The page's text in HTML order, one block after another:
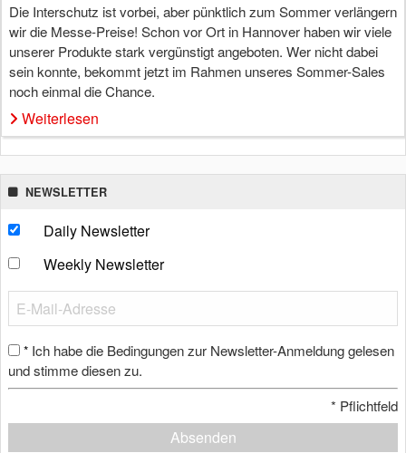
Die Interschutz ist vorbei, aber pünktlich zum Sommer verlängern
wir die Messe-Preise! Schon vor Ort in Hannover haben wir viele
unserer Produkte stark vergünstigt angeboten. Wer nicht dabei
sein konnte, bekommt jetzt im Rahmen unseres Sommer-Sales
noch einmal die Chance.
Weiterlesen
NEWSLETTER
Daily Newsletter
Weekly Newsletter
* Ich habe die Bedingungen zur Newsletter-Anmeldung gelesen
und stimme diesen zu.
* Pflichtfeld
Absenden